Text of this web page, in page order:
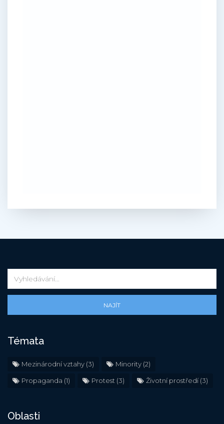
NAJÍT
Témata
Mezinárodní vztahy (3) Minority (2)
Propaganda (1) Protest (3) Životní prostředí(3)
Oblasti